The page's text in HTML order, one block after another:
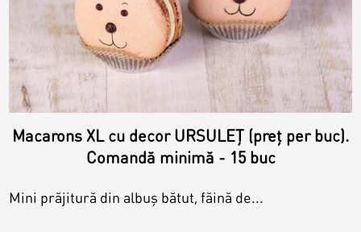
Macarons XL cu decor URSULEȚ (preț per buc).
Comandă minimă - 15 buc
Mini prăjitură din albuș bătut, făină de...